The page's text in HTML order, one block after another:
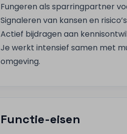
Fungeren als sparringpartner
Signaleren van kansen en
Actief bijdragen aan
Je werkt intensief samen met
omgeving.
Functie-eisen